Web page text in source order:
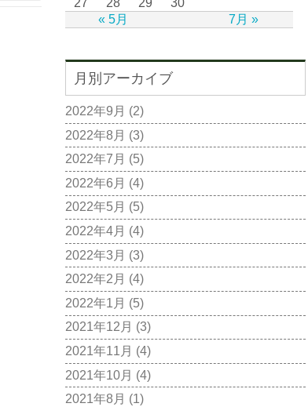
« 5月 7月 »
27
28 29 30
月別アーカイブ
2022年9月 (2)
2022年8月 (3)
2022年7月 (5)
2022年6月 (4)
2022年5月 (5)
2022年4月 (4)
2022年3月 (3)
2022年2月 (4)
2022年1月 (5)
2021年12月 (3)
2021年11月 (4)
2021年10月 (4)
2021年8月 (1)